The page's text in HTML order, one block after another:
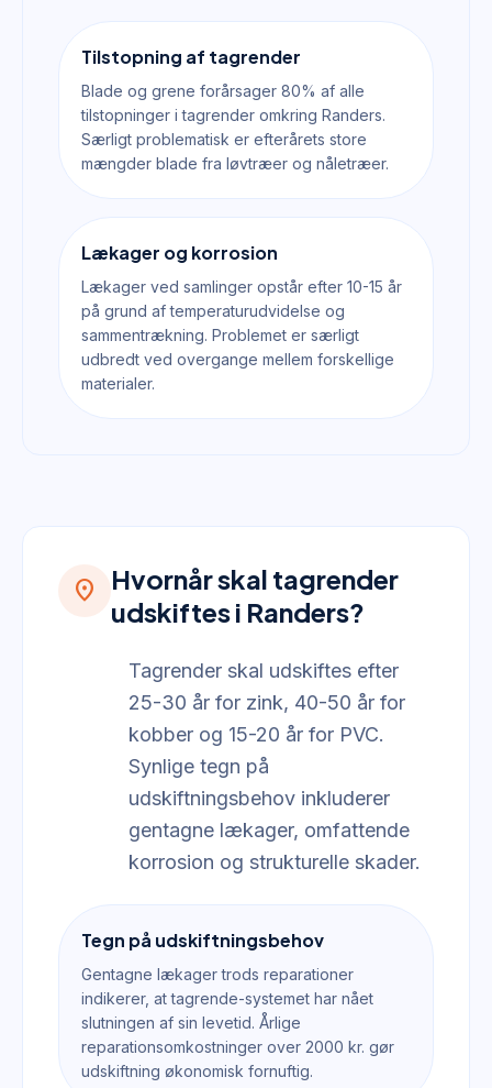
Tilstopning af tagrender
Blade og grene forårsager 80% af alle
tilstopninger i tagrender omkring Randers.
Særligt problematisk er efterårets store
mængder blade fra løvtræer og nåletræer.
Lækager og korrosion
Lækager ved samlinger opstår efter 10-15 år
på grund af temperaturudvidelse og
sammentrækning. Problemet er særligt
udbredt ved overgange mellem forskellige
materialer.
location_on
Hvornår skal tagrender
udskiftes i Randers?
Tagrender skal udskiftes efter
25-30 år for zink, 40-50 år for
kobber og 15-20 år for PVC.
Synlige tegn på
udskiftningsbehov inkluderer
gentagne lækager, omfattende
korrosion og strukturelle skader.
Tegn på udskiftningsbehov
Gentagne lækager trods reparationer
indikerer, at tagrende-systemet har nået
slutningen af sin levetid. Årlige
reparationsomkostninger over 2000 kr. gør
udskiftning økonomisk fornuftig.